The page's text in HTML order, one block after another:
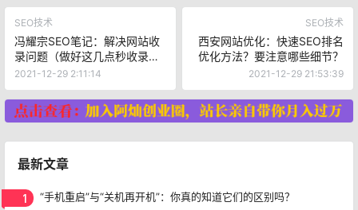
SEO技术
冯耀宗SEO笔记：解决网站收
录问题（做好这几点秒收录不
是问题）
2021-12-29 2:11:14
SEO技术
西安网站优化：快速SEO排名
优化方法？要注意哪些细节？
2021-12-29 21:53:39
最新文章
1 “手机重启”与“关机再开机”：你真的知道它们的区别吗？